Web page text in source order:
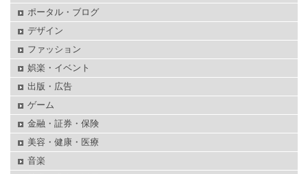
ポータル・ブログ
デザイン
ファッション
娯楽・イベント
出版・広告
ゲーム
金融・証券・保険
美容・健康・医療
音楽